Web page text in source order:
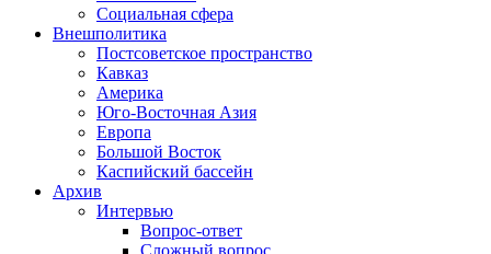
Социальная сфера
Внешполитика
Постсоветское пространство
Кавказ
Америка
Юго-Восточная Азия
Европа
Большой Восток
Каспийский бассейн
Архив
Интервью
Вопрос-ответ
Сложный вопрос